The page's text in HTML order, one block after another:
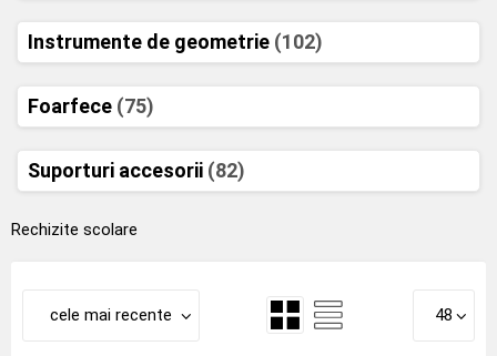
Instrumente de geometrie (102)
Foarfece (75)
Suporturi accesorii (82)
Rechizite scolare
cele mai recente 48